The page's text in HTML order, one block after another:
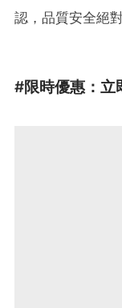
認，品質安全絕對
#限時優惠：立